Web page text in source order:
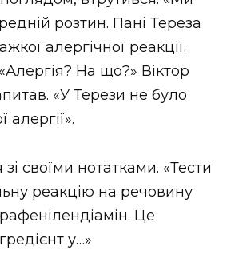
розтин. Пані Тереза
алергічної реакції.
На що?» Віктор
«У Терези не було
алергії».
зі своїми нотатками. «Тести
реакцію на речовину
Це
у…»